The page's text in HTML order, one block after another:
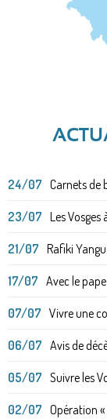
24/07 Carnets de
23/07 Les Vosges
21/07 Rafiki
17/07 Avec le
07/07 Vivre une
06/07 Avis de
05/07 Suivre les
02/07 Opération